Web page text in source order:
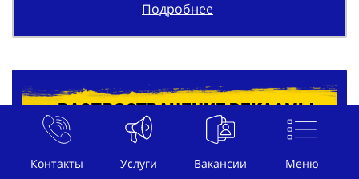
Контакты Услуги Вакансии Меню
Распространение рекламы
под дворники автомобилей в г.
Усть-Илимск